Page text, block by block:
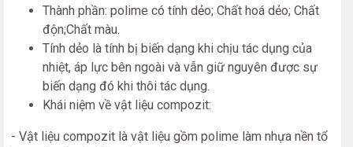
Thành phần: polime có tính dẻo; Chất hoá dẻo; Chất
độn;Chất màu.
Tính dẻo là tính bị biến dạng khi chịu tác dụng của
nhiệt, áp lực bên ngoài và vẫn giữ nguyên được sự
biến dạng đó khi thôi tác dụng.
Khái niệm về vật liệu compozit:
- Vật liệu compozit là vật liệu gồm polime làm nhựa nền tổ